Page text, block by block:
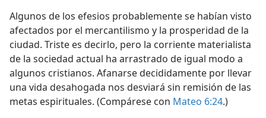
Algunos de los efesios probablemente se habían visto
afectados por el mercantilismo y la prosperidad de la
ciudad. Triste es decirlo, pero la corriente materialista
de la sociedad actual ha arrastrado de igual modo a
algunos cristianos. Afanarse decididamente por llevar
una vida desahogada nos desviará sin remisión de las
metas espirituales. (Compárese con Mateo 6:24.)